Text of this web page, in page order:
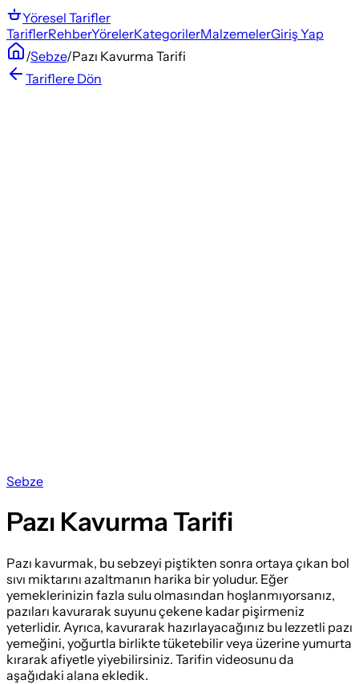
Yöresel Tarifler
TariflerRehberYörelerKategorilerMalzemelerGiriş Yap
/Sebze/Pazı Kavurma Tarifi
Tariflere Dön
Sebze
Pazı Kavurma Tarifi
Pazı kavurmak, bu sebzeyi piştikten sonra ortaya çıkan bol
sıvı miktarını azaltmanın harika bir yoludur. Eğer
yemeklerinizin fazla sulu olmasından hoşlanmıyorsanız,
pazıları kavurarak suyunu çekene kadar pişirmeniz
yeterlidir. Ayrıca, kavurarak hazırlayacağınız bu lezzetli pazı
yemeğini, yoğurtla birlikte tüketebilir veya üzerine yumurta
kırarak afiyetle yiyebilirsiniz. Tarifin videosunu da
aşağıdaki alana ekledik.